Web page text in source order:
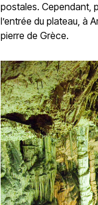
postales. Cependant,
l’entrée du plateau, à
pierre de Grèce.